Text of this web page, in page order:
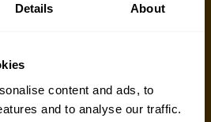
Details About
content and ads, to
and to analyse our traffic.
Brusselstaat klaar om je te
met expert